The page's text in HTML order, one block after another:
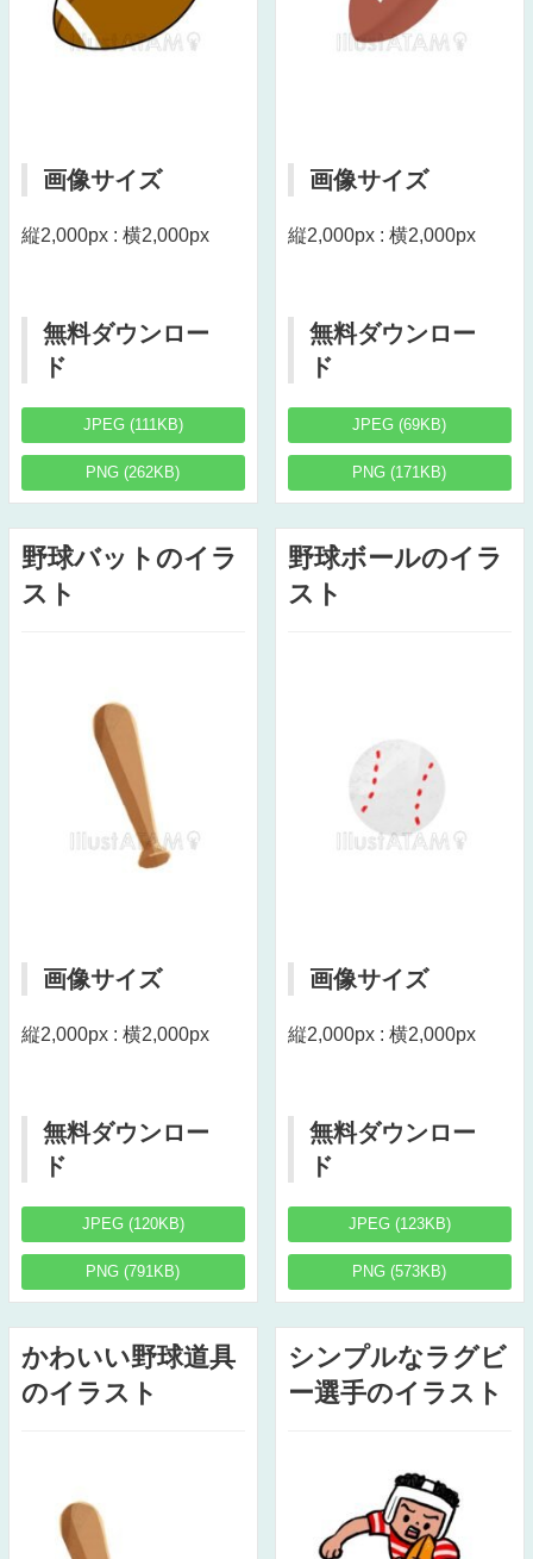
画像サイズ
縦2,000px : 横2,000px
無料ダウンロー
ド
JPEG (111KB)
PNG (262KB)
画像サイズ
縦2,000px : 横2,000px
無料ダウンロー
ド
JPEG (69KB)
PNG (171KB)
野球バットのイラ
スト
画像サイズ
縦2,000px : 横2,000px
無料ダウンロー
ド
JPEG (120KB)
PNG (791KB)
野球ボールのイラ
スト
画像サイズ
縦2,000px : 横2,000px
無料ダウンロー
ド
JPEG (123KB)
PNG (573KB)
かわいい野球道具
のイラスト
シンプルなラグビ
ー選手のイラスト